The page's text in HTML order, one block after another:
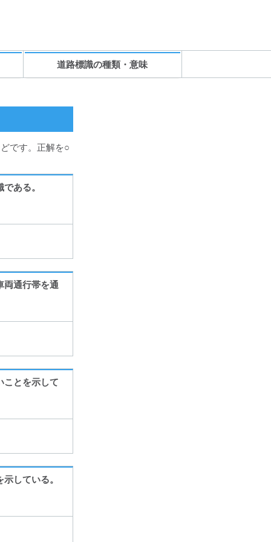
道路標識の種類・意味
です。正解を○
ある。
両通行帯を通
ことを示して
している。